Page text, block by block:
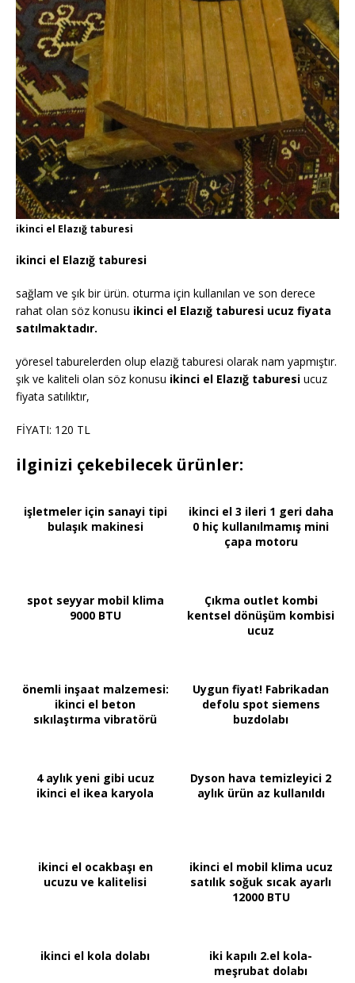
ikinci el Elazığ taburesi
ikinci el Elazığ taburesi
sağlam ve şık bir ürün. oturma için kullanılan ve son derece
rahat olan söz konusu ikinci el Elazığ taburesi ucuz fiyata
satılmaktadır.
yöresel taburelerden olup elazığ taburesi olarak nam yapmıştır.
şık ve kaliteli olan söz konusu ikinci el Elazığ taburesi ucuz
fiyata satılıktır,
FİYATI: 120 TL
ilginizi çekebilecek ürünler:
işletmeler için sanayi tipi
bulaşık makinesi
ikinci el 3 ileri 1 geri daha
0 hiç kullanılmamış mini
çapa motoru
spot seyyar mobil klima
9000 BTU
Çıkma outlet kombi
kentsel dönüşüm kombisi
ucuz
önemli inşaat malzemesi:
ikinci el beton
sıkılaştırma vibratörü
Uygun fiyat! Fabrikadan
defolu spot siemens
buzdolabı
4 aylık yeni gibi ucuz
ikinci el ikea karyola
Dyson hava temizleyici 2
aylık ürün az kullanıldı
ikinci el ocakbaşı en
ucuzu ve kalitelisi
ikinci el mobil klima ucuz
satılık soğuk sıcak ayarlı
12000 BTU
ikinci el kola dolabı
iki kapılı 2.el kola-
meşrubat dolabı